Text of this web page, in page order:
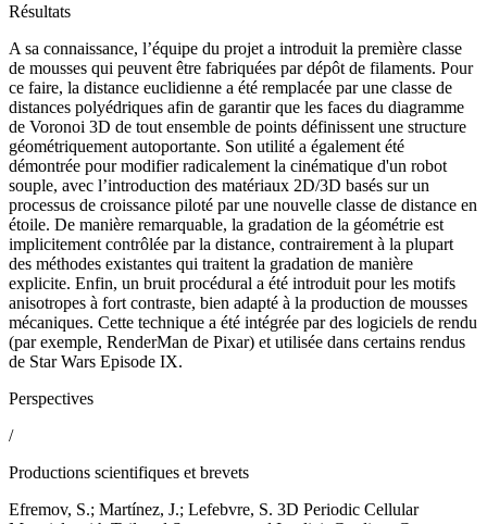
Résultats
A sa connaissance, l’équipe du projet a introduit la première classe
de mousses qui peuvent être fabriquées par dépôt de filaments. Pour
ce faire, la distance euclidienne a été remplacée par une classe de
distances polyédriques afin de garantir que les faces du diagramme
de Voronoi 3D de tout ensemble de points définissent une structure
géométriquement autoportante. Son utilité a également été
démontrée pour modifier radicalement la cinématique d'un robot
souple, avec l’introduction des matériaux 2D/3D basés sur un
processus de croissance piloté par une nouvelle classe de distance en
étoile. De manière remarquable, la gradation de la géométrie est
implicitement contrôlée par la distance, contrairement à la plupart
des méthodes existantes qui traitent la gradation de manière
explicite. Enfin, un bruit procédural a été introduit pour les motifs
anisotropes à fort contraste, bien adapté à la production de mousses
mécaniques. Cette technique a été intégrée par des logiciels de rendu
(par exemple, RenderMan de Pixar) et utilisée dans certains rendus
de Star Wars Episode IX.
Perspectives
/
Productions scientifiques et brevets
Efremov, S.; Martínez, J.; Lefebvre, S. 3D Periodic Cellular